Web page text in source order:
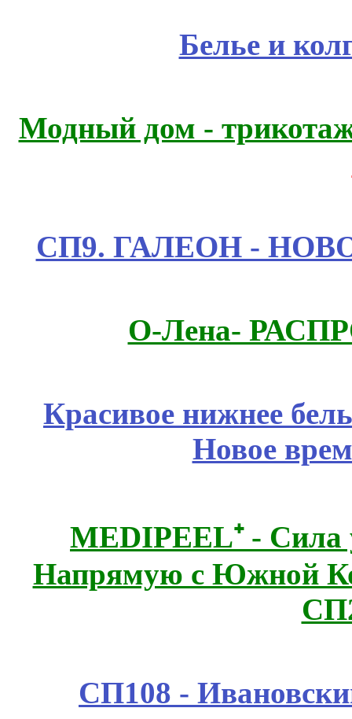
Белье и
Модный дом -
СП9. ГАЛЕОН -
О-Лена-
Красивое нижнее
Новое
MEDIPEEL⁺ - Сила
Напрямую с Южной
СП108 -